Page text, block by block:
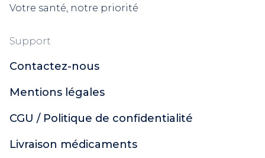
Votre santé, notre priorité
Support
Contactez-nous
Mentions légales
CGU / Politique de confidentialité
Livraison médicaments